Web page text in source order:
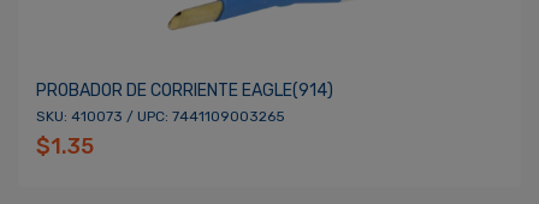
PROBADOR DE CORRIENTE EAGLE(914)
SKU: 410073 / UPC: 7441109003265
$1.35